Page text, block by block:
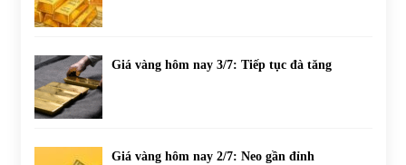
Giá vàng hôm nay 3/7: Tiếp tục đà tăng
Giá vàng hôm nay 2/7: Neo gần đỉnh